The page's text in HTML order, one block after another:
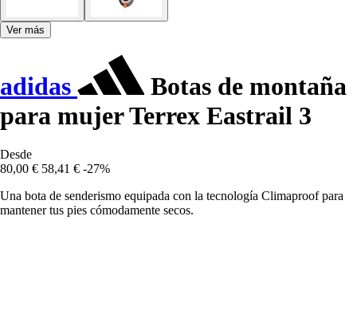
Ver más
adidas
Botas de montaña
para mujer Terrex Eastrail 3
Desde
80,00 € 58,41 € -27%
Una bota de senderismo equipada con la tecnología Climaproof para
mantener tus pies cómodamente secos.